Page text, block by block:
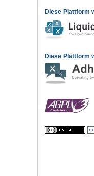
Diese Plattform
Diese Plattform